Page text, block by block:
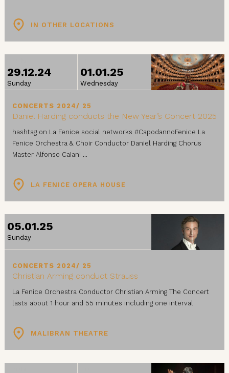
IN OTHER LOCATIONS
29.12.24
Sunday
01.01.25
Wednesday
CONCERTS 2024/ 25
Daniel Harding conducts the New Year’s Concert 2025
hashtag on La Fenice social networks #CapodannoFenice La
Fenice Orchestra & Choir Conductor Daniel Harding Chorus
Master Alfonso Caiani ...
LA FENICE OPERA HOUSE
05.01.25
Sunday
CONCERTS 2024/ 25
Christian Arming conduct Strauss
La Fenice Orchestra Conductor Christian Arming The Concert
lasts about 1 hour and 55 minutes including one interval
MALIBRAN THEATRE